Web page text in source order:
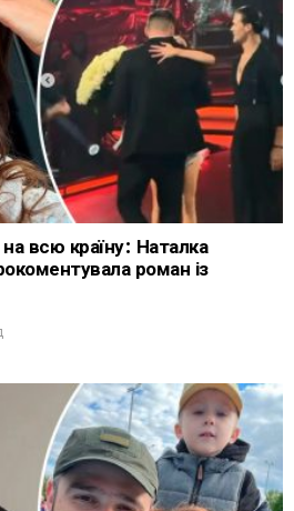
на всю країну: Наталка
роман із